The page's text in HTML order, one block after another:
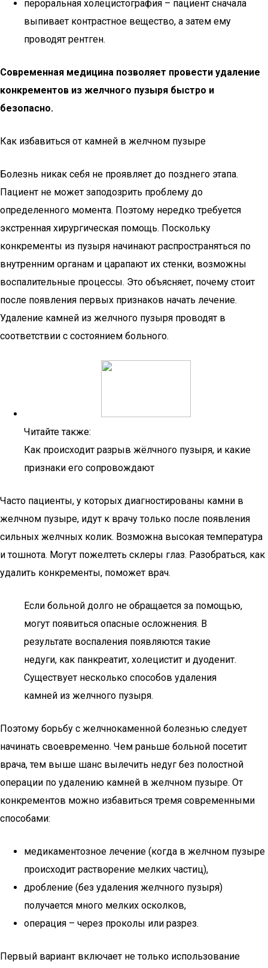
пероральная холецистография – пациент сначала
выпивает контрастное вещество, а затем ему
проводят рентген.
Современная медицина позволяет провести удаление
конкрементов из желчного пузыря быстро и
безопасно.
Как избавиться от камней в желчном пузыре
Болезнь никак себя не проявляет до позднего этапа.
Пациент не может заподозрить проблему до
определенного момента. Поэтому нередко требуется
экстренная хирургическая помощь. Поскольку
конкременты из пузыря начинают распространяться по
внутренним органам и царапают их стенки, возможны
воспалительные процессы. Это объясняет, почему стоит
после появления первых признаков начать лечение.
Удаление камней из желчного пузыря проводят в
соответствии с состоянием больного.
Читайте также:
Как происходит разрыв жёлчного пузыря, и какие
признаки его сопровождают
Часто пациенты, у которых диагностированы камни в
желчном пузыре, идут к врачу только после появления
сильных желчных колик. Возможна высокая температура
и тошнота. Могут пожелтеть склеры глаз. Разобраться, как
удалить конкременты, поможет врач.
Если больной долго не обращается за помощью,
могут появиться опасные осложнения. В
результате воспаления появляются такие
недуги, как панкреатит, холецистит и дуоденит.
Существует несколько способов удаления
камней из желчного пузыря.
Поэтому борьбу с желчнокаменной болезнью следует
начинать своевременно. Чем раньше больной посетит
врача, тем выше шанс вылечить недуг без полостной
операции по удалению камней в желчном пузыре. От
конкрементов можно избавиться тремя современными
способами:
медикаментозное лечение (когда в желчном пузыре
происходит растворение мелких частиц),
дробление (без удаления желчного пузыря)
получается много мелких осколков,
операция – через проколы или разрез.
Первый вариант включает не только использование